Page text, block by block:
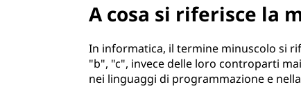
A cosa si riferisce la
In informatica, il termine minuscolo si
"b", "c", invece delle loro controparti
nei linguaggi di programmazione e